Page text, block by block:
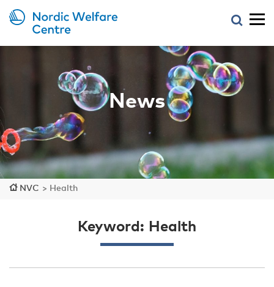
News
NVC > Health
Keyword: Health